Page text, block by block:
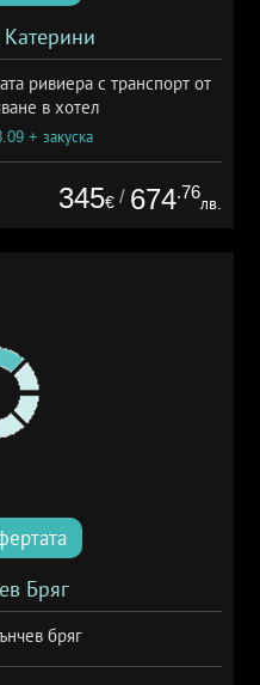
ривиера с транспорт от
в хотел
+ закуска
345€ / 674.76
лв.
Бряг
бряг